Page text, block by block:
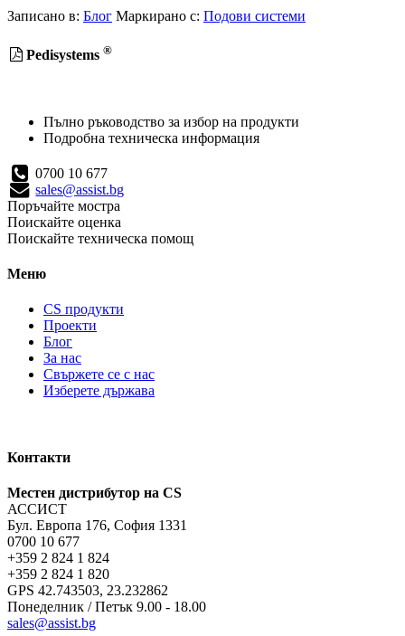
Записано в: Блог Маркирано с: Подови системи
Pedisystems ®
Пълно ръководство за избор на продукти
Подробна техническа информация
0700 10 677
sales@assist.bg
Поръчайте мостра
Поискайте оценка
Поискайте техническа помощ
Меню
CS продукти
Проекти
Блог
За нас
Свържете се с нас
Изберете държава
Контакти
Местен дистрибутор на CS
АССИСТ
Бул. Европа 176, София 1331
0700 10 677
+359 2 824 1 824
+359 2 824 1 820
GPS 42.743503, 23.232862
Понеделник / Петък 9.00 - 18.00
sales@assist.bg